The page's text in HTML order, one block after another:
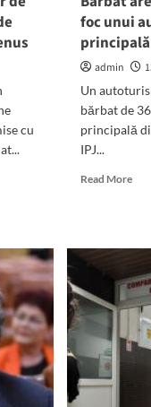
cu
foc unui
principală
admin
Un
bărbat de
principală
IPJ...
Read MoreRead
ce
a
dat
foc